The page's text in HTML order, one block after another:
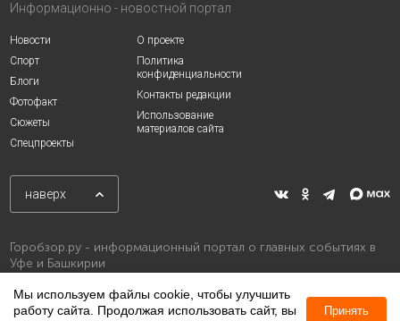
Информационно - новостной портал
Новости
Спорт
Блоги
Фотофакт
Сюжеты
Спецпроекты
О проекте
Политика
конфиденциальности
Контакты редакции
Использование
материалов сайта
наверх
Горобзор.ру - информационный портал о главных событиях в
Уфе и Башкирии
Мы используем файлы cookie, чтобы улучшить
работу сайта. Продолжая использовать сайт, вы
Принять